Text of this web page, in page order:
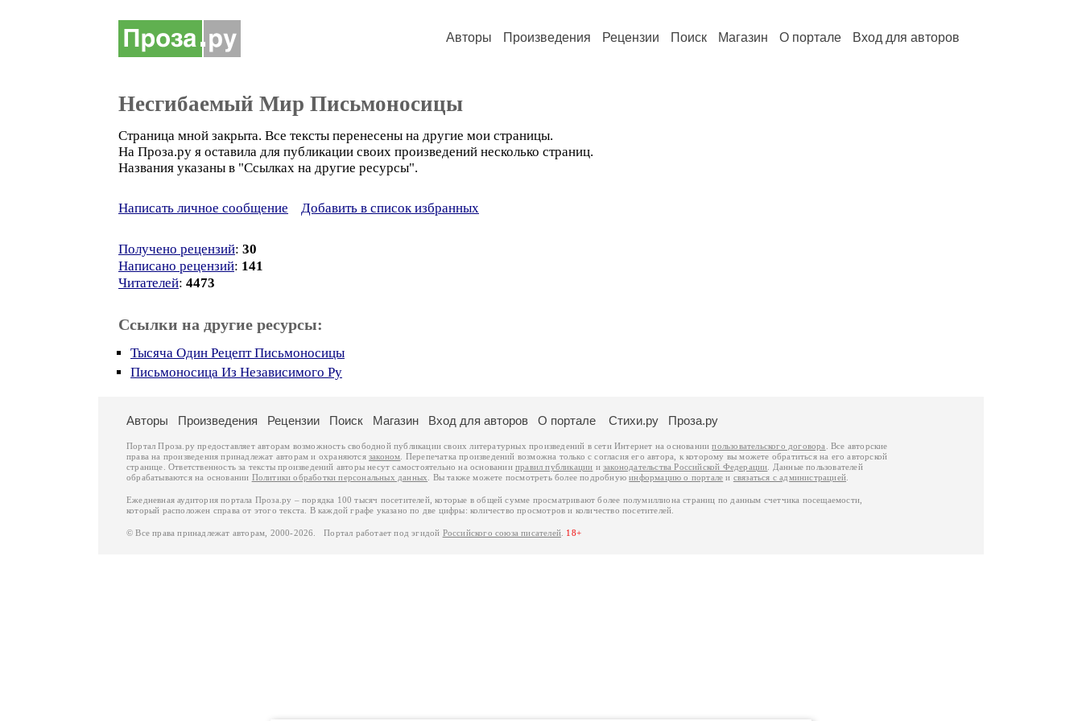
Авторы Произведения Рецензии Поиск Магазин О портале Вход для авторов
Несгибаемый Мир Письмоносицы
Страница мной закрыта. Все тексты перенесены на другие мои страницы.
На Проза.ру я оставила для публикации своих произведений несколько страниц.
Названия указаны в "Ссылках на другие ресурсы".
Написать личное сообщение Добавить в список избранных
Получено рецензий: 30
Написано рецензий: 141
Читателей: 4473
Ссылки на другие ресурсы:
Тысяча Один Рецепт Письмоносицы
Письмоносица Из Независимого Ру
Авторы Произведения Рецензии Поиск Магазин Вход для авторов О портале Стихи.ру Проза.ру
Портал Проза.ру предоставляет авторам возможность свободной публикации своих литературных произведений в сети Интернет на основаниипользовательского договора
. Все авторские
права на произведения принадлежат авторам и охраняются законом . Перепечатка произведений возможна только с согласия его автора, к которому вы можете обратиться на его авторской
странице. Ответственность за тексты произведений авторы несут самостоятельно на основанииправил публикации изаконодательства Российской Федерации . Данные пользователей
обрабатываются на основании Политики обработки персональных данных . Вы также можете посмотреть более подробнуюинформацию о портале и связаться с администрацией
Ежедневная аудитория портала Проза.ру – порядка 100 тысяч посетителей, которые в общей сумме просматривают более полумиллиона страниц по данным счетчика посещаемости,
который расположен справа от этого текста. В каждой графе указано по две цифры: количество просмотров и количество посетителей.
© Все права принадлежат авторам, 2000-2026. Портал работает под эгидой Российского союза писателей 18+